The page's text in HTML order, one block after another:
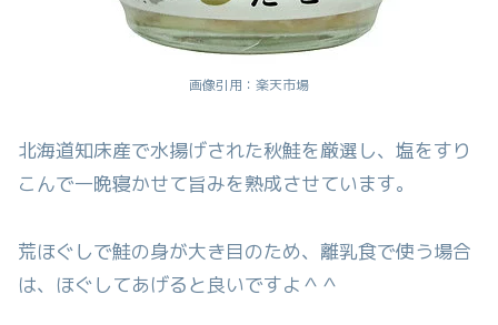
画像引用：楽天市場
北海道知床産で水揚げされた秋鮭を厳選し、塩をすり
こんで一晩寝かせて旨みを熟成させています。
荒ほぐしで鮭の身が大き目のため、離乳食で使う場合
は、ほぐしてあげると良いですよ＾＾